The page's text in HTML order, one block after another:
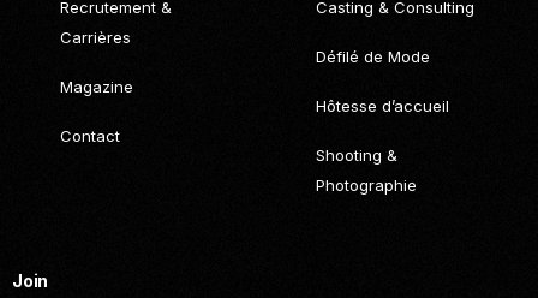
Recrutement &
Carrières
Magazine
Contact
Casting & Consulting
Défilé de Mode
Hôtesse d’accueil
Shooting &
Photographie
Join